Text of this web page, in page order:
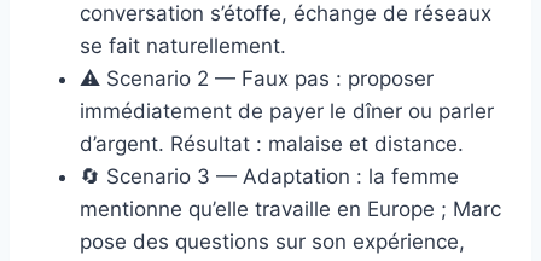
conversation s’étoffe, échange de réseaux
se fait naturellement.
⚠️ Scenario 2 — Faux pas : proposer
immédiatement de payer le dîner ou parler
d’argent. Résultat : malaise et distance.
🔄 Scenario 3 — Adaptation : la femme
mentionne qu’elle travaille en Europe ; Marc
pose des questions sur son expérience,